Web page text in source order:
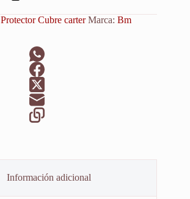
Protector Cubre carter Marca: Bm
Información adicional